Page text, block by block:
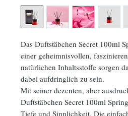
Das Duftstäbchen Secret 100ml
einer geheimnisvollen,
natürlichen Inhaltsstoffe sorgen
dabei aufdringlich zu sein.
Mit seiner dezenten, aber
Duftstäbchen Secret 100ml
Tiefe und Sinnlichkeit. Die